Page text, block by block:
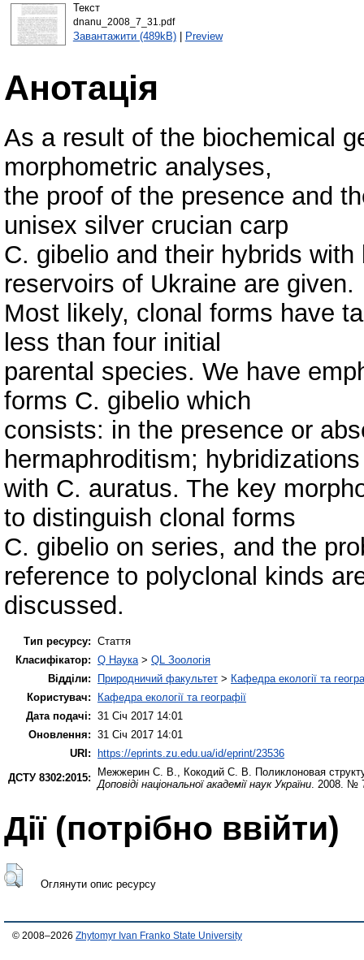
Текст
dnanu_2008_7_31.pdf
Завантажити (489kB)| Preview
Анотація
As a result of the biochemical
morphometric analyses,
the proof of the presence and
unisex silver crucian carp
C. gibelio and their hybrids
reservoirs of Ukraine are given.
Most likely, clonal forms have
less than four initial
parental species. We have
forms C. gibelio which
consists: in the presence or
hermaphroditism; hybridizations
with C. аuratus. The key
to distinguish clonal forms
C. gibelio on series, and the
reference to polyclonal kinds
discussed.
Тип ресурсу: Стаття
Класифікатор: Q Наука > QL Зоологія
Відділи:
Природничий факультет > Кафедра екології та
Користувач:
Кафедра екології та географії
Дата подачі: 31 Січ 2017 14:01
Оновлення: 31 Січ 2017 14:01
URI: https://eprints.zu.edu.ua/id/eprint/23536
ДСТУ 8302:2015:
Межжерин С. В. Кокодий С. В.
Поликлоновая
Доповіді національної академії наук України . 2008. №
Дії ​​(потрібно ввійти)
Оглянути опис ресурсу
© 2008–2026 Zhytomyr Ivan Franko State University